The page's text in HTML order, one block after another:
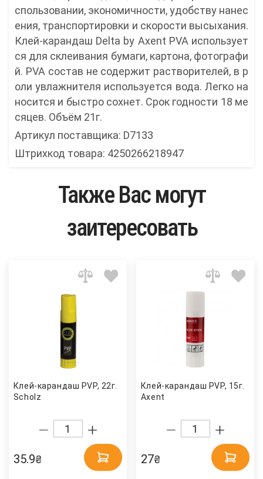
спользовании, экономичности, удобству нанес
ения, транспортировки и скорости высыхания.
Клей-карандаш Delta by Axent PVA использует
ся для склеивания бумаги, картона, фотографи
й. PVA состав не содержит растворителей, в р
оли увлажнителя используется вода. Легко на
носится и быстро сохнет. Срок годности 18 ме
сяцев. Объём 21г.
Артикул поставщика: D7133
Штрихкод товара: 4250266218947
Также Вас могут
заитересовать
Клей-карандаш PVP, 22г.
Scholz
35.9₴
Клей-карандаш PVP, 15г.
Axent
27₴